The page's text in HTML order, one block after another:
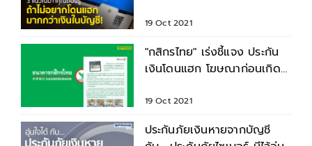
19 Oct 2021
"กสิกรไทย" เร่งชี้แจง ประกัน
เงินโดนแฮก โฆษณาก่อนเกิด
19 Oct 2021
ประกันภัยเงินหายจากบัญชี